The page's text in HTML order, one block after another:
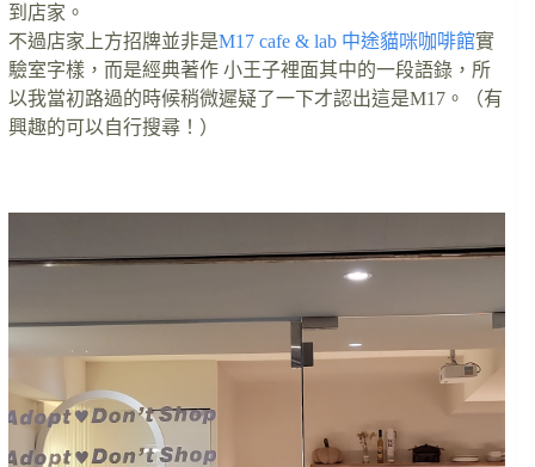
到店家。
不過店家上方招牌並非是M17 cafe & lab 中途貓咪咖啡館實
驗室字樣，而是經典著作 小王子裡面其中的一段語錄，所
以我當初路過的時候稍微遲疑了一下才認出這是M17。（有
興趣的可以自行搜尋！）